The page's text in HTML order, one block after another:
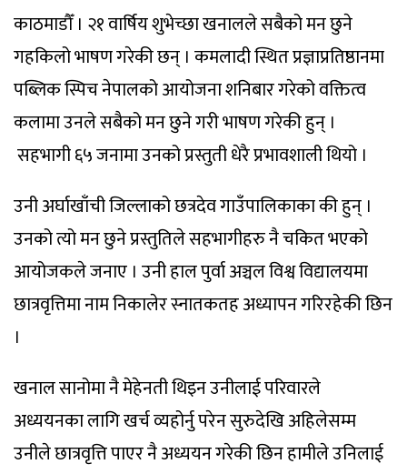
काठमाडौँ । २१ वार्षिय शुभेच्छा खनालले सबैको मन छुने
गहकिलो भाषण गरेकी छन् । कमलादी स्थित प्रज्ञाप्रतिष्ठानमा
पब्लिक स्पिच नेपालको आयोजना शनिबार गरेको वक्तित्व
कलामा उनले सबैको मन छुने गरी भाषण गरेकी हुन् ।
सहभागी ६५ जनामा उनको प्रस्तुती धेरै प्रभावशाली थियो ।
उनी अर्घाखाँची जिल्लाको छत्रदेव गाउँपालिकाका की हुन् ।
उनको त्यो मन छुने प्रस्तुतिले सहभागीहरु नै चकित भएको
आयोजकले जनाए । उनी हाल पुर्वा अञ्चल विश्व विद्यालयमा
छात्रवृत्तिमा नाम निकालेर स्नातकतह अध्यापन गरिरहेकी छिन
।
खनाल सानोमा नै मेहेनती थिइन उनीलाई परिवारले
अध्ययनका लागि खर्च व्यहोर्नु परेन सुरुदेखि अहिलेसम्म
उनीले छात्रवृत्ति पाएर नै अध्ययन गरेकी छिन हामीले उनिलाई